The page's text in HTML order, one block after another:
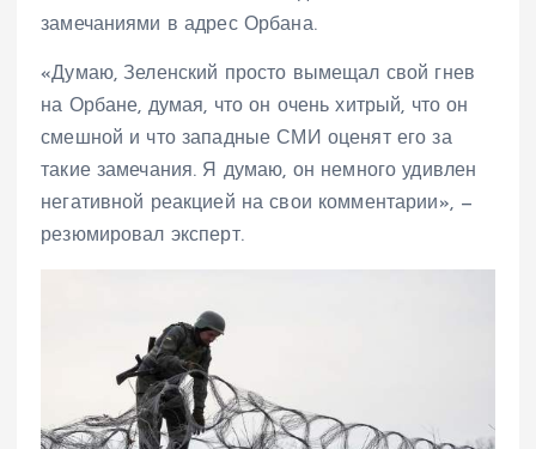
замечаниями в адрес Орбана.
«Думаю, Зеленский просто вымещал свой гнев
на Орбане, думая, что он очень хитрый, что он
смешной и что западные СМИ оценят его за
такие замечания. Я думаю, он немного удивлен
негативной реакцией на свои комментарии», —
резюмировал эксперт.